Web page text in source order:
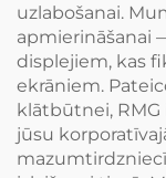
uzlabošanai.
apmierināšanai
displejiem, kas
ekrāniem.
klātbūtnei, RMG
jūsu